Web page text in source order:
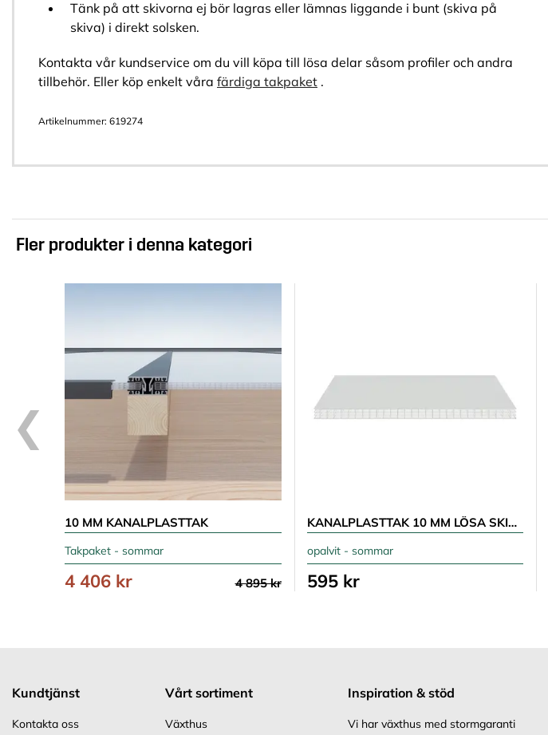
Tänk på att skivorna ej bör lagras eller lämnas liggande i bunt (skiva på
skiva) i direkt solsken.
Kontakta vår kundservice om du vill köpa till lösa delar såsom profiler och andra
tillbehör. Eller köp enkelt våra färdiga takpaket .
Artikelnummer: 619274
Fler produkter i denna kategori
10 MM KANALPLASTTAK
Takpaket - sommar
4 406 kr 4 895 kr
KANALPLASTTAK 10 MM LÖSA SKIVOR
opalvit - sommar
595 kr
Kundtjänst
Kontakta oss
Vårt sortiment
Växthus
Inspiration & stöd
Vi har växthus med stormgaranti